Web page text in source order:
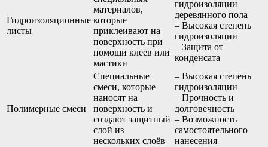
Гидроизоляционные
листы
материалов,
которые
приклеивают на
поверхность при
помощи клеев или
мастики
гидроизоляции
деревянного пола
– Высокая степень
гидроизоляции
– Защита от
конденсата
Полимерные смеси
Специальные
смеси, которые
наносят на
поверхность и
создают защитный
слой из
нескольких слоёв
– Высокая степень
гидроизоляции
– Прочность и
долговечность
– Возможность
самостоятельного
нанесения